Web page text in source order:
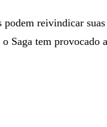
reivindicar
Saga tem